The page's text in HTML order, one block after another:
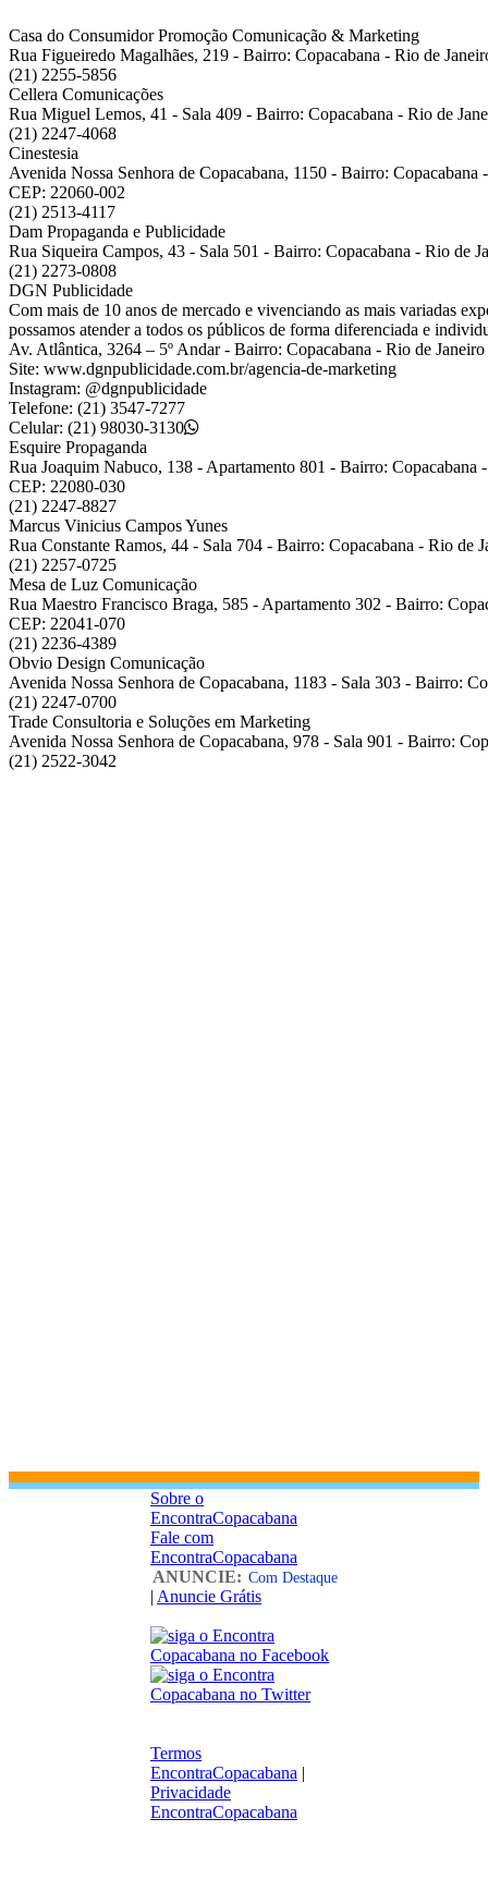
Casa do Consumidor Promoção Comunicação & Marketing
Rua Figueiredo Magalhães, 219 - Bairro: Copacabana - Rio de
(21) 2255-5856
Cellera Comunicações
Rua Miguel Lemos, 41 - Sala 409 - Bairro: Copacabana - Rio de
(21) 2247-4068
Cinestesia
Avenida Nossa Senhora de Copacabana, 1150 - Bairro: Copacabana
CEP: 22060-002
(21) 2513-4117
Dam Propaganda e Publicidade
Rua Siqueira Campos, 43 - Sala 501 - Bairro: Copacabana - Rio de
(21) 2273-0808
DGN Publicidade
Com mais de 10 anos de mercado e vivenciando as mais variadas
possamos atender a todos os públicos de forma diferenciada e
Av. Atlântica, 3264 – 5º Andar - Bairro: Copacabana - Rio de
Site: www.dgnpublicidade.com.br/agencia-de-marketing
Instagram: @dgnpublicidade
Telefone: (21) 3547-7277
Celular: (21) 98030-3130
Esquire Propaganda
Rua Joaquim Nabuco, 138 - Apartamento 801 - Bairro: Copacabana
CEP: 22080-030
(21) 2247-8827
Marcus Vinicius Campos Yunes
Rua Constante Ramos, 44 - Sala 704 - Bairro: Copacabana - Rio de
(21) 2257-0725
Mesa de Luz Comunicação
Rua Maestro Francisco Braga, 585 - Apartamento 302 - Bairro:
CEP: 22041-070
(21) 2236-4389
Obvio Design Comunicação
Avenida Nossa Senhora de Copacabana, 1183 - Sala 303 - Bairro:
(21) 2247-0700
Trade Consultoria e Soluções em Marketing
Avenida Nossa Senhora de Copacabana, 978 - Sala 901 - Bairro:
(21) 2522-3042
Sobre o
EncontraCopacabana
Fale com
EncontraCopacabana
ANUNCIE: Com Destaque
| Anuncie Grátis
Termos
EncontraCopacabana |
Privacidade
EncontraCopacabana